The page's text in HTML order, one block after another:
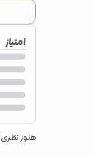
امتیاز
هنوز